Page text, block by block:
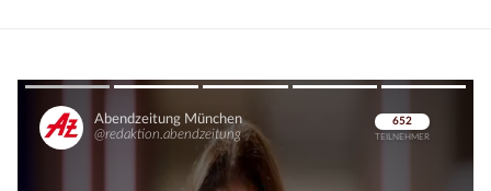
Überspringen